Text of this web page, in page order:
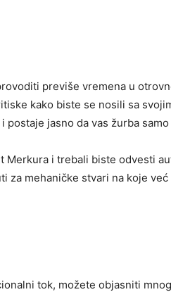
previše vremena u
kako biste se nosili sa
postaje jasno da vas žurba samo
Merkura i trebali biste odvesti
za mehaničke stvari na koje
tok, možete objasniti